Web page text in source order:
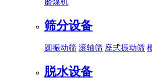
筛分设备
圆振动筛 滚轴筛 座式振动筛
脱水设备